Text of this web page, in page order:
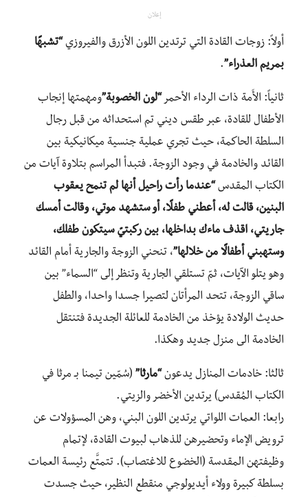
إعلان
أولاً: زوجات القادة التي ترتدين اللون الأزرق والفيروزي “تشبهًا
بمريم العذراء”.
ثانياً: الأَمة ذات الرداء الأحمر “لون الخصوبة”ومهمتها إنجاب
الأطفال للقادة، عبر طقس ديني تم استحداثه من قبل رجال
السلطة الحاكمة، حيث تجري عملية جنسية ميكانيكية بين
القائد والخادمة في وجود الزوجة. فتبدأ المراسم بتلاوة آيات من
الكتاب المقدس “عندما رأت راحيل أنها لم تنمح يعقوب
البنين، قالت له، أعطني طفلًا، أو ستشهد موتي، وقالت أمسك
جاريتي، اقذف ماءك بداخلها، بين ركبتيّ سيتكون طفلك،
وستهبني أطفالًا من خلالها”، تنحني الزوجة والجارية أمام القائد
وهو يتلو الآيات، ثمّ تستلقي الجارية وتنظر إلى “السماء” بين
ساقي الزوجة، تتحد المرأتان لتصيرا جسدا واحدا، والطفل
حديث الولادة يؤخذ من الخادمة للعائلة الجديدة فتنتقل
الخادمة الى منزل جديد وهكذا.
ثالثا: خادمات المنازل يدعون “مارثا” (سُمّين تيمنا بـ مرثا في
الكتاب المُقدس) يرتدين الأخضر والزيتي.
رابعا: العمات اللواتي يرتدين اللون البني، وهن المسؤولات عن
ترويض الإماء وتحضيرهن للذهاب لبيوت القادة، لإتمام
وظيفتهن المقدسة (الخضوع للاغتصاب). تتمتَّع رئيسة العمات
بسلطة كبيرة وولاء أيديولوجي منقطع النظير، حيث جسدت